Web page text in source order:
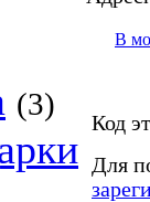
(3)
В
Код
Для